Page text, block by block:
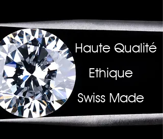
Haute Qualité
Ethique
Swiss Made